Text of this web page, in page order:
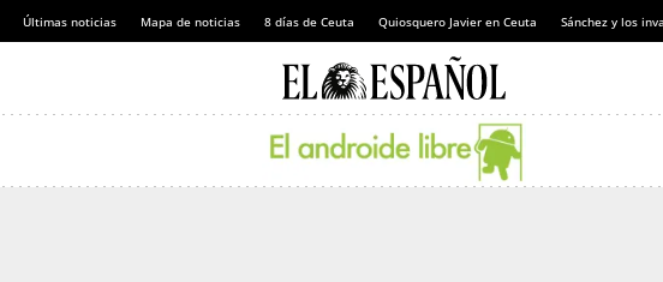
Últimas noticias Mapa de noticias 8 días de Ceuta Quiosquero Javier en Ceuta Sánchez y los